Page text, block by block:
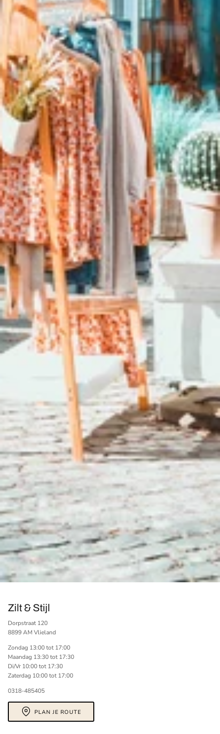
Zilt & Stijl
Dorpstraat 120
8899 AM Vlieland
Zondag 13:00 tot 17:00
Maandag 13:30 tot 17:30
Di/Vr 10:00 tot 17:30
Zaterdag 10:00 tot 17:00
0318-485405
PLAN JE ROUTE